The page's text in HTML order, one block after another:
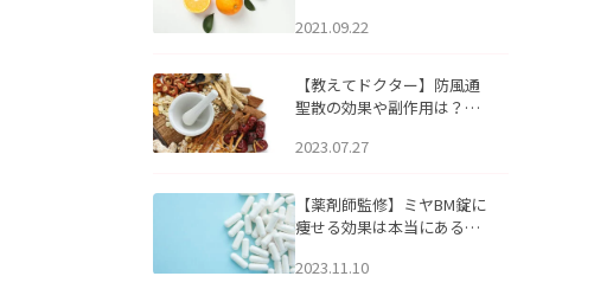
2021.09.22
【教えてドクター】防風通
聖散の効果や副作用は？長
2023.07.27
【薬剤師監修】ミヤBM錠に
痩せる効果は本当にある
2023.11.10